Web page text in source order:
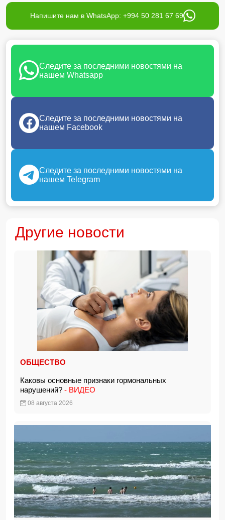
Напишите нам в WhatsApp: +994 50 281 67 69
Следите за последними новостями на
нашем Whatsapp
Следите за последними новостями на
нашем Facebook
Следите за последними новостями на
нашем Telegram
Другие новости
ОБЩЕСТВО
Каковы основные признаки гормональных
нарушений? - ВИДЕО
08 августа 2026